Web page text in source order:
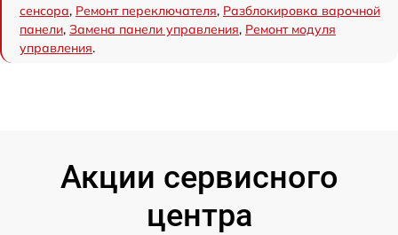
сенсора, Ремонт переключателя, Разблокировка варочной
панели, Замена панели управления, Ремонт модуля
управления.
Акции сервисного
центра